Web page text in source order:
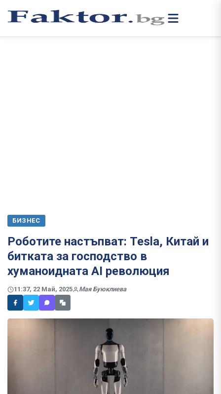
БИЗНЕС
Роботите настъпват: Tesla, Китай и
битката за господство в
хуманоидната AI революция
11:37, 22 Май, 2025 Мая Буюклиева